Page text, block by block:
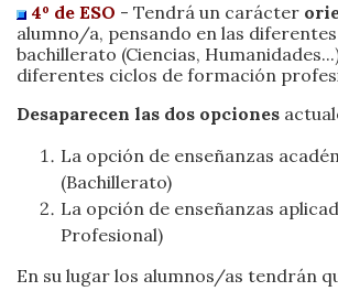
4º de ESO - Tendrá un carácter
alumno/a, pensando en las
bachillerato (Ciencias,
diferentes ciclos de formación
Desaparecen las dos opciones
La opción de enseñanzas
(Bachillerato)
La opción de enseñanzas
Profesional)
En su lugar los alumnos/as tendrán